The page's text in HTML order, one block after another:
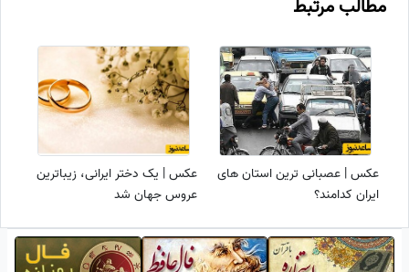
مطالب مرتبط
عکس | عصبانی ترین استان های
ایران کدامند؟
عکس | یک دختر ایرانی، زیباترین
عروس جهان شد